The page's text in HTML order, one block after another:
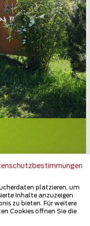
platzieren, um
Inhalte anzuzeigen
zu bieten. Für weitere
Cookies öffnen Sie die